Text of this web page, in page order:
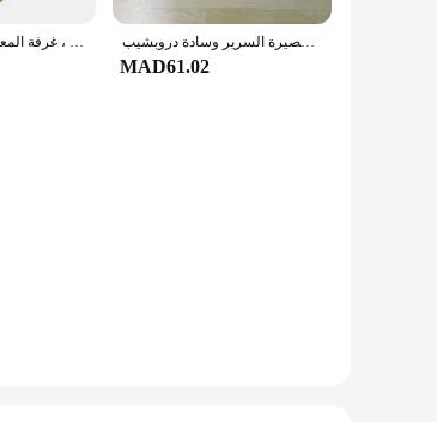
الشمال الكرتون عدم الانزلاق طويلة الكلمة حصيرة ، رقيق السجاد ، لينة نوم السرير السجاد ، غرفة الاطفال ، الحمام ، غرفة المعيشة ، ديكور المنزل موضة سباق السيارات السجاد لينة تلمم سيارة رياضية السجاد غرفة المعيشة غرفة نوم ديكور المنزل عدم الانزلاق الكلمة حصيرة السرير وسادة دروبشيب
MAD61.02